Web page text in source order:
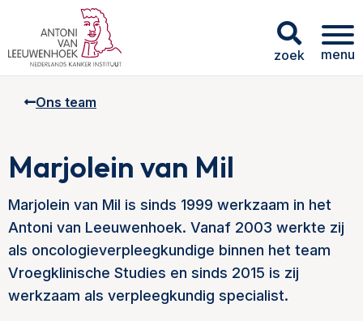
zoek menu
Ons team
Marjolein van Mil
Marjolein van Mil is sinds 1999 werkzaam in het
Antoni van Leeuwenhoek. Vanaf 2003 werkte zij
als oncologieverpleegkundige binnen het team
Vroegklinische Studies en sinds 2015 is zij
werkzaam als verpleegkundig specialist.